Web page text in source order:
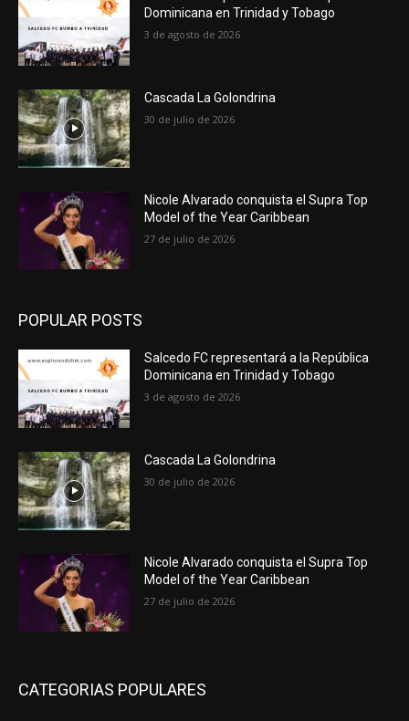
Dominicana en Trinidad y Tobago
3 de agosto de 2026
Cascada La Golondrina
30 de julio de 2026
Nicole Alvarado conquista el Supra Top
Model of the Year Caribbean
27 de julio de 2026
POPULAR POSTS
Salcedo FC representará a la República
Dominicana en Trinidad y Tobago
3 de agosto de 2026
Cascada La Golondrina
30 de julio de 2026
Nicole Alvarado conquista el Supra Top
Model of the Year Caribbean
27 de julio de 2026
CATEGORIAS POPULARES